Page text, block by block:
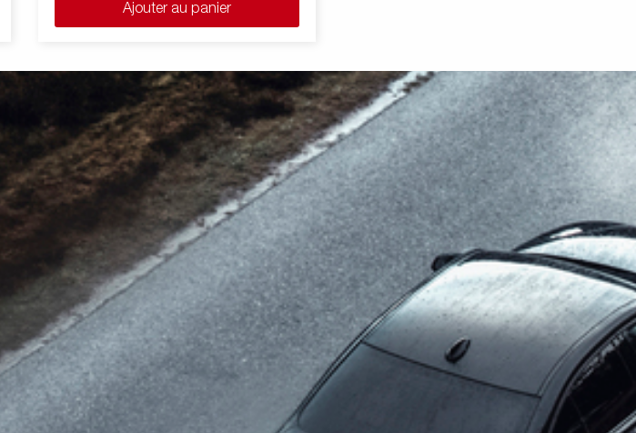
parfaite plateforme de chargement. Les
anneaux d'arrimages (force maximale de
de sécuriser le chargement. Une large
gamme d'accessoires est également
disponible. Les images ne sont données qu'à
titre indicatif et peuvent présenter des
équipements optionnels.
Ajouter au panier